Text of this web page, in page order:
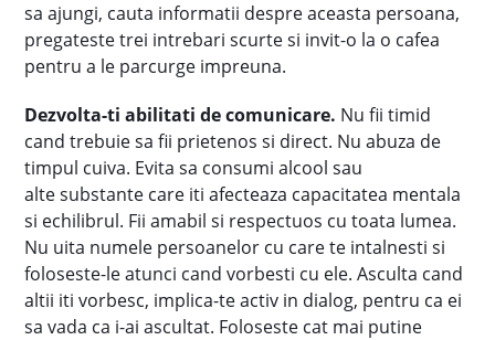
sa ajungi, cauta informatii despre aceasta persoana,
pregateste trei intrebari scurte si invit-o la o cafea
pentru a le parcurge impreuna.
Dezvolta-ti abilitati de comunicare. Nu fii timid
cand trebuie sa fii prietenos si direct. Nu abuza de
timpul cuiva. Evita sa consumi alcool sau
alte substante care iti afecteaza capacitatea mentala
si echilibrul. Fii amabil si respectuos cu toata lumea.
Nu uita numele persoanelor cu care te intalnesti si
foloseste-le atunci cand vorbesti cu ele. Asculta cand
altii iti vorbesc, implica-te activ in dialog, pentru ca ei
sa vada ca i-ai ascultat. Foloseste cat mai putine